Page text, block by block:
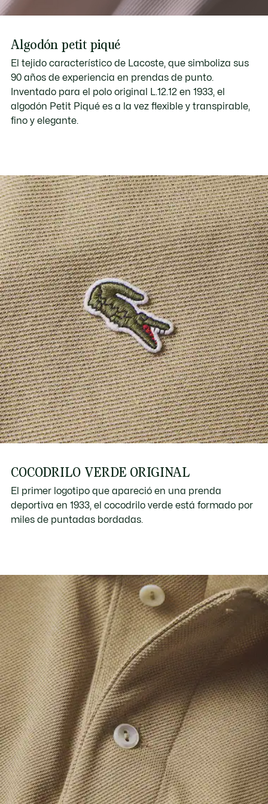
Algodón petit piqué
El tejido característico de Lacoste, que simboliza sus
90 años de experiencia en prendas de punto.
Inventado para el polo original L.12.12 en 1933, el
algodón Petit Piqué es a la vez flexible y transpirable,
fino y elegante.
COCODRILO VERDE ORIGINAL
El primer logotipo que apareció en una prenda
deportiva en 1933, el cocodrilo verde está formado por
miles de puntadas bordadas.